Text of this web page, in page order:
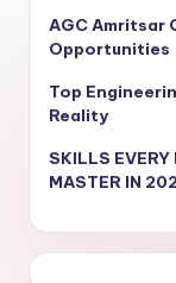
AGC Amritsar
Opportunities
Top
Reality
SKILLS EVERY
MASTER IN